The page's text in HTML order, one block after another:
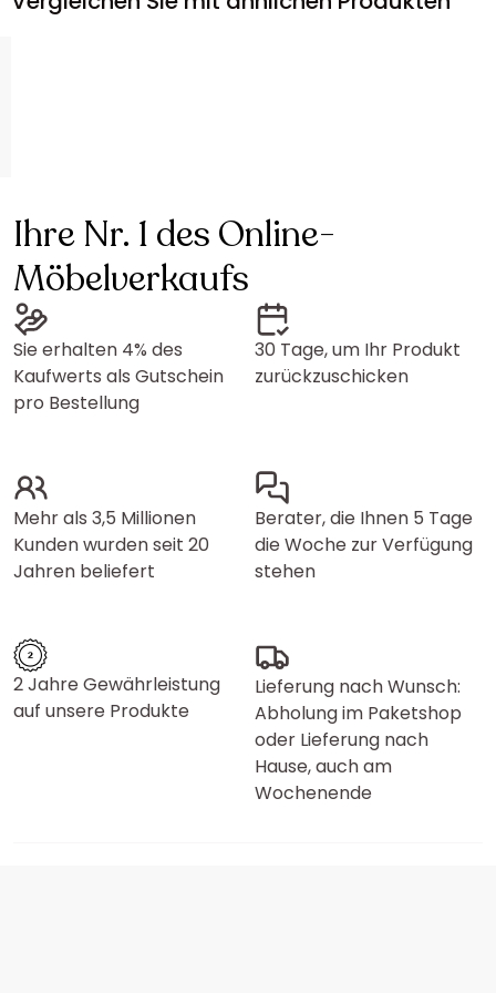
Ihre Nr. 1 des Online-
Möbelverkaufs
Sie erhalten 4% des
Kaufwerts als Gutschein
pro Bestellung
30 Tage, um Ihr Produkt
zurückzuschicken
Mehr als 3,5 Millionen
Kunden wurden seit 20
Jahren beliefert
Berater, die Ihnen 5 Tage
die Woche zur Verfügung
stehen
2 Jahre Gewährleistung
auf unsere Produkte
Lieferung nach Wunsch:
Abholung im Paketshop
oder Lieferung nach
Hause, auch am
Wochenende